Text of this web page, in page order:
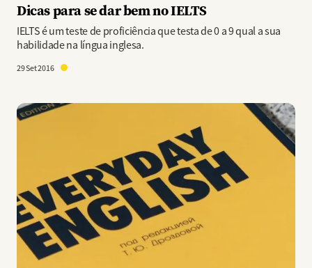
Dicas para se dar bem no IELTS
IELTS é um teste de proficiência que testa de 0 a 9 qual a sua
habilidade na língua inglesa.
29 Set 2016
Imagem